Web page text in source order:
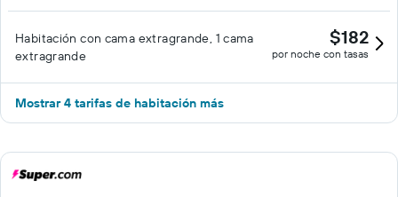
Habitación con cama extragrande, 1 cama
extragrande
$182
por noche con tasas
Mostrar 4 tarifas de habitación más